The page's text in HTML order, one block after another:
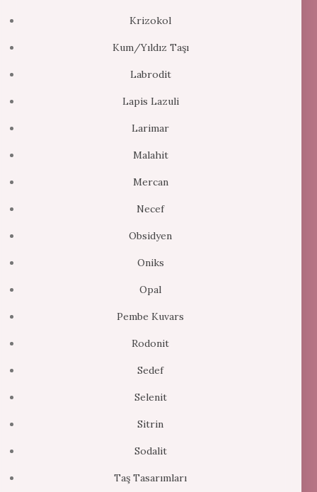
Krizokol
Kum/Yıldız Taşı
Labrodit
Lapis Lazuli
Larimar
Malahit
Mercan
Necef
Obsidyen
Oniks
Opal
Pembe Kuvars
Rodonit
Sedef
Selenit
Sitrin
Sodalit
Taş Tasarımları